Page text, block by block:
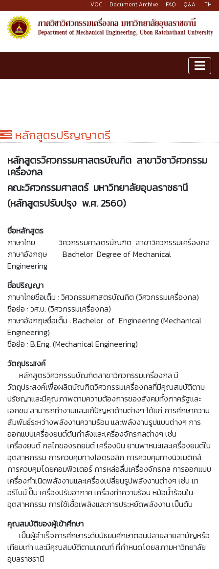
VOC Document Archive FAQ Q&A TH
หลักสูตรปริญญาตรี
หลักสูตรวิศวกรรมศาสตรบัณฑิต สาขาวิชาวิศวกรรม
เครื่องกล
คณะวิศวกรรมศาสตร์ มหาวิทยาลัยอุบลราชธานี
(หลักสูตรปรับปรุง พ.ศ. 2560)
ชื่อหลักสูตร
ภาษาไทย วิศวกรรมศาสตรบัณฑิต สาขาวิศวกรรมเครื่องกล
ภาษาอังกฤษ Bachelor Degree of Mechanical
Engineering
ชื่อปริญญา
ภาษาไทยชื่อเต็ม : วิศวกรรมศาสตรบัณฑิต (วิศวกรรมเครื่องกล)
ชื่อย่อ : วศ.บ. (วิศวกรรมเครื่องกล)
ภาษาอังกฤษชื่อเต็ม : Bachelor of Engineering (Mechanical
Engineering)
ชื่อย่อ : B.Eng. (Mechanical Engineering)
วัตถุประสงค์
หลักสูตรวิศวกรรมบัณฑิตสาขาวิศวกรรมเครื่องกล มี
วัตถุประสงค์เพื่อผลิตบัณฑิตวิศวกรรมเครื่องกลที่มีคุณสมบัติตาม
ปรัชญาและมีคุณภาพตามความต้องการของสังคมทั้งภาครัฐและ
เอกชน สามารถทำงานและแก้ปัญหาด้านต่างๆ ได้แก่ การศึกษาความ
สัมพันธ์ระหว่างพลังงานความร้อน และพลังงานรูปแบบต่างๆ การ
ออกแบบเครื่องยนต์ต้นกำลังและเครื่องจักรกลต่างๆ เช่น
เครื่องยนต์ กลไกของรถยนต์ เครื่องบิน ยานพาหนะและเครื่องยนต์ใน
อุตสาหกรรม การควบคุมทางไฮดรอลิก การควบคุมทางนิวเมติกส์
การควบคุมโดยคอมพิวเตอร์ การหล่อลื่นเครื่องจักรกล การออกแบบ
เครื่องกำเนิดพลังงานและเครื่องเปลี่ยนรูปพลังงานต่างๆ เช่น เท
อร์ไบน์ ปั๊ม เครื่องปรับอากาศ เครื่องทำความร้อน หม้อน้ำร้อนใน
อุตสาหกรรม การใช้เชื้อเพลิงและการประหยัดพลังงาน เป็นต้น
คุณสมบัติของผู้เข้าศึกษา
เป็นผู้สำเร็จการศึกษาระดับมัธยมศึกษาตอนปลายสายสามัญหรือ
เทียบเท่า และมีคุณสมบัติตามเกณฑ์ ที่กำหนดโดยสภามหาวิทยาลัย
อุบลราชธานี